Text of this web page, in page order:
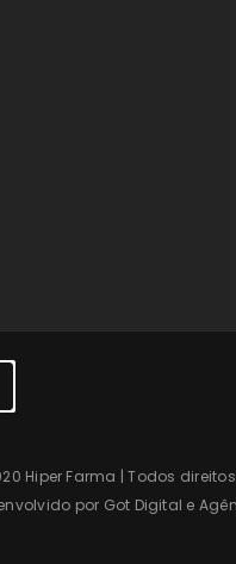
Hiper Farma | Todos
por Got Digital e